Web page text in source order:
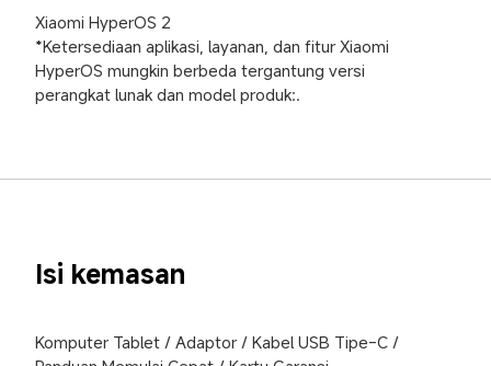
Xiaomi HyperOS 2
*Ketersediaan aplikasi, layanan, dan fitur Xiaomi
HyperOS mungkin berbeda tergantung versi
perangkat lunak dan model produk:.
Isi kemasan
Komputer Tablet / Adaptor / Kabel USB Tipe-C /